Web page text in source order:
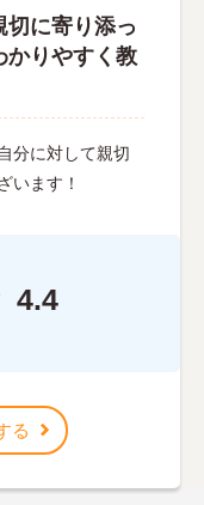
に寄り添っ
かりやすく教
分に対して親切
います！
4.4
る